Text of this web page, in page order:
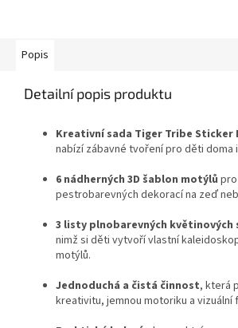
Popis
Detailní popis produktu
Kreativní sada Tiger Tribe Sticker
nabízí zábavné tvoření pro děti doma
6 nádherných 3D šablon motýlů
pestrobarevných dekorací na zeď
3 listy plnobarevných květinových
nimž si děti vytvoří vlastní
motýlů.
Jednoduchá a čistá činnost, která
kreativitu, jemnou motoriku a vizuální